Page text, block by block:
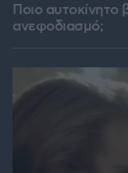
Ποιο αυτοκίνητο
ανεφοδιασμό;